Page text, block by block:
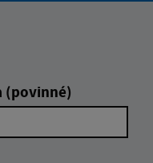
(povinné)